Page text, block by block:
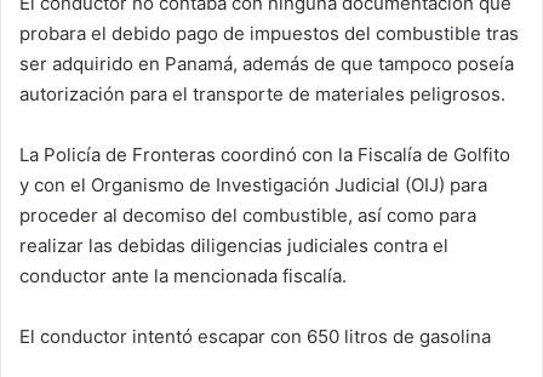
probara el debido pago de impuestos del combustible tras
ser adquirido en Panamá, además de que tampoco poseía
autorización para el transporte de materiales peligrosos.
La Policía de Fronteras coordinó con la Fiscalía de Golfito
y con el Organismo de Investigación Judicial (OIJ) para
proceder al decomiso del combustible, así como para
realizar las debidas diligencias judiciales contra el
conductor ante la mencionada fiscalía.
El conductor intentó escapar con 650 litros de gasolina